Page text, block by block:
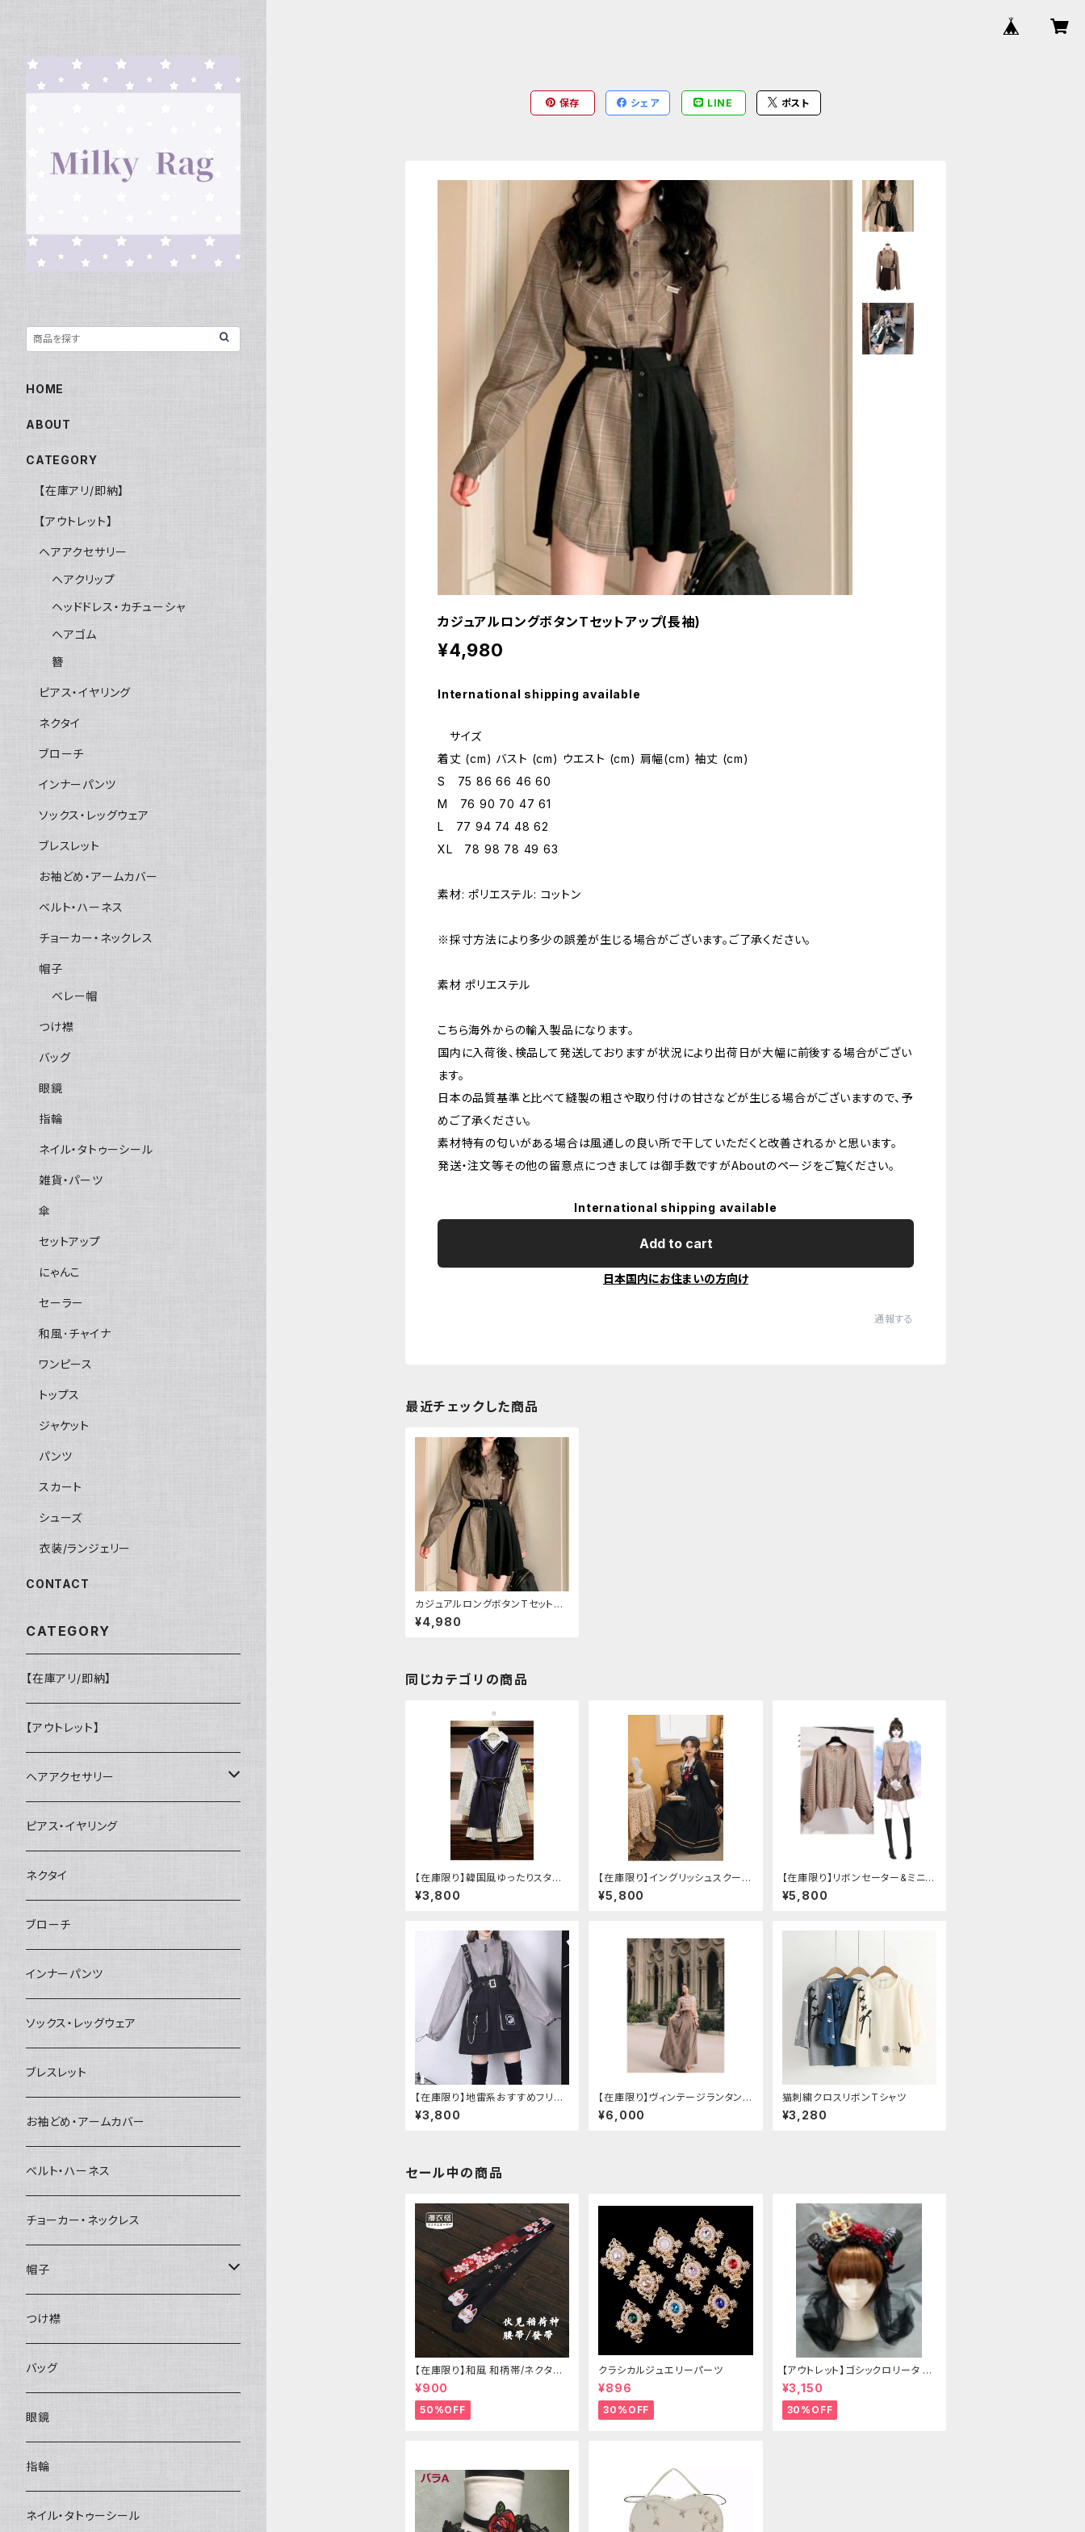
保存 シェア LINE ポスト
カジュアルロングボタンTセットアップ(長袖)
¥4,980
International shipping available
サイズ
着丈 (cm) バスト (cm) ウエスト (cm) 肩幅(cm) 袖丈 (cm)
S 75 86 66 46 60
M 76 90 70 47 61
L 77 94 74 48 62
XL 78 98 78 49 63
素材: ポリエステル: コットン
※採寸方法により多少の誤差が生じる場合がございます。ご了承ください。
素材 ポリエステル
こちら海外からの輸入製品になります。
国内に入荷後、検品して発送しておりますが状況により出荷日が大幅に前後する場合がござい
ます。
日本の品質基準と比べて縫製の粗さや取り付けの甘さなどが生じる場合がございますので、予
めご了承ください。
素材特有の匂いがある場合は風通しの良い所で干していただくと改善されるかと思います。
発送・注文等その他の留意点につきましては御手数ですがAboutのページをご覧ください。
International shipping available
Add to cart
日本国内にお住まいの方向け
通報する
最近チェックした商品
カジュアルロングボタンTセットア
ップ(長袖)
¥4,980
同じカテゴリの商品
【在庫限り】韓国風ゆったりスタイ
ルニットベスト ＋ ストライプシャツ
ベルト付き
¥3,800
【在庫限り】イングリッシュスクール
セットアップ
¥5,800
【在庫限り】リボンセーター&ミニス
カート セットアップ
¥5,800
【在庫限り】地雷系おすすめフリー
スセットアップ ワンピース＋ウエス
トストラップベルト
¥3,800
【在庫限り】ヴィンテージランタン
袖フリルブラウス＋チェックハイウ
エストスカートセット
¥6,000
猫刺繍クロスリボンTシャツ
¥3,280
セール中の商品
【在庫限り】和風 和柄帯/ネクタイ/
リボン（狐面/金魚
¥900
50%OFF
クラシカルジュエリーパーツ
¥896
30%OFF
【アウトレット】ゴシックロリータ ゴ
ールドクラウン＆ホーン(ヴェール
付き)
¥3,150
30%OFF
HOME
ABOUT
CATEGORY
【在庫アリ/即納】
【アウトレット】
ヘアアクセサリー
ヘアクリップ
ヘッドドレス・カチューシャ
ヘアゴム
簪
ピアス・イヤリング
ネクタイ
ブローチ
インナーパンツ
ソックス・レッグウェア
ブレスレット
お袖どめ・アームカバー
ベルト・ハーネス
チョーカー・ネックレス
帽子
ベレー帽
つけ襟
バッグ
眼鏡
指輪
ネイル・タトゥーシール
雑貨・パーツ
傘
セットアップ
にゃんこ
セーラー
和風･チャイナ
ワンピース
トップス
ジャケット
パンツ
スカート
シューズ
衣装/ランジェリー
CONTACT
CATEGORY
【在庫アリ/即納】
【アウトレット】
ヘアアクセサリー
ヘアクリップ
ヘッドドレス・カチューシャ
ヘアゴム
簪
ピアス・イヤリング
ネクタイ
ブローチ
インナーパンツ
ソックス・レッグウェア
ブレスレット
お袖どめ・アームカバー
ベルト・ハーネス
チョーカー・ネックレス
帽子
ベレー帽
つけ襟
バッグ
眼鏡
指輪
ネイル・タトゥーシール